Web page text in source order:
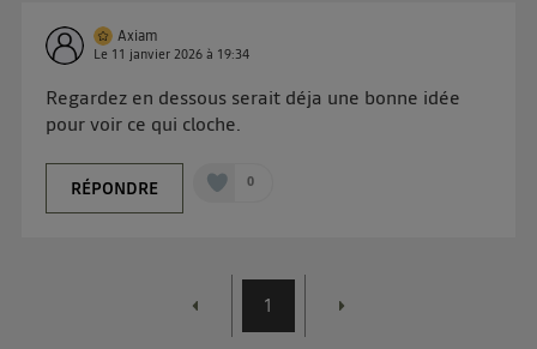
Axiam
Le 11 janvier 2026 à 19:34
Regardez en dessous serait déja une bonne idée
pour voir ce qui cloche.
RÉPONDRE 0
1